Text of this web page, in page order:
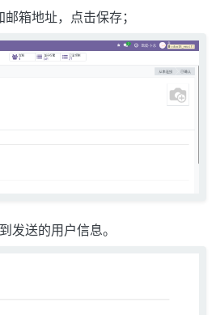
箱地址，点击保存；
发送的用户信息。